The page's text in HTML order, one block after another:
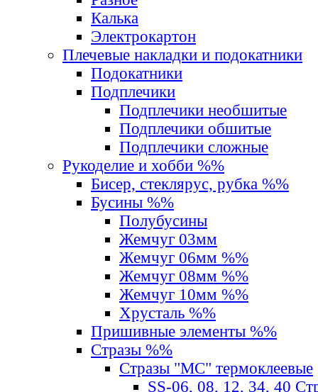
Калька
Электрокартон
Плечевые накладки и подокатники
Подокатники
Подплечики
Подплечики необшитые
Подплечики обшитые
Подплечики сложные
Рукоделие и хобби %%
Бисер, стеклярус, рубка %%
Бусины %%
Полубусины
Жемчуг 03мм
Жемчуг 06мм %%
Жемчуг 08мм %%
Жемчуг 10мм %%
Хрусталь %%
Пришивные элементы %%
Стразы %%
Стразы "MС" термоклеевые
SS-06, 08, 12, 34, 40